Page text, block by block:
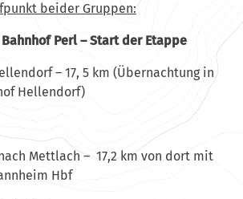
beider Gruppen:
Bahnhof Perl – Start der Etappe
– 17, 5 km (Übernachtung in
Hellendorf)
Mettlach – 17,2 km von dort mit
Hbf